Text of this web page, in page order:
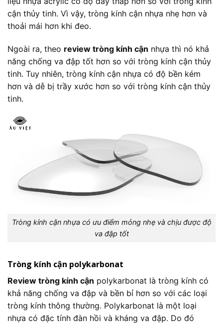
cận thủy tinh. Vì vậy, tròng kính cận nhựa nhẹ hơn và
thoải mái hơn khi đeo.
Ngoài ra, theo review tròng kính cận nhựa thì nó khả
năng chống va đập tốt hơn so với tròng kính cận thủy
tinh. Tuy nhiên, tròng kính cận nhựa có độ bền kém
hơn và dễ bị trầy xước hơn so với tròng kính cận thủy
tinh.
Tròng kính cận nhựa có ưu điểm mỏng nhẹ và chịu được độ
va đập tốt
Tròng kính cận polykarbonat
Review tròng kính cận polykarbonat là tròng kính có
khả năng chống va đập và bền bỉ hơn so với các loại
tròng kính thông thường. Polykarbonat là một loại
nhựa có đặc tính đàn hồi và kháng va đập. Do đó